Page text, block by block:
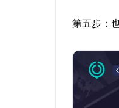
第五步：